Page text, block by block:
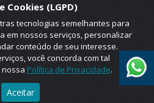
os direitos reservados. Designed by
AGT Online.
Cookies (LGPD)
tecnologias semelhantes para
em nossos serviços, personalizar
conteúdo de seu interesse.
você concorda com tal
Política de Privacidade.
Aceitar